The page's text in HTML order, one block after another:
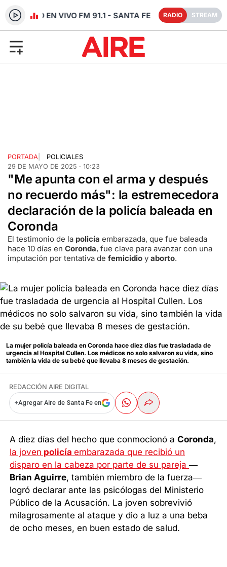
RADIO EN VIVO FM 91.1 - SANTA FE RADIO STREAM
PORTADA
POLICIALES
29 DE MAYO DE 2025 · 10:23
"Me apunta con el arma y después
no recuerdo más": la estremecedora
declaración de la policía baleada en
Coronda
El testimonio de la policía embarazada, que fue baleada
hace 10 días en Coronda, fue clave para avanzar con una
imputación por tentativa de femicidio y aborto.
La mujer policía baleada en Coronda hace diez días fue trasladada de
urgencia al Hospital Cullen. Los médicos no solo salvaron su vida, sino
también la vida de su bebé que llevaba 8 meses de gestación.
REDACCIÓN AIRE DIGITAL
+Agregar Aire de Santa Fe en
A diez días del hecho que conmocionó aCoronda,
la joven policíaembarazada que recibió un
disparo en la cabeza por parte de su pareja—
Brian Aguirre, también miembro de la fuerza—
logró declarar ante las psicólogas del Ministerio
Público de la Acusación. La joven sobrevivió
milagrosamente al ataque y dio a luz a una beba
de ocho meses, en buen estado de salud.